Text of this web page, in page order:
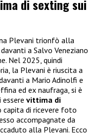
di sexting sui
Plevani trionfò alla
, davanti a Salvo Veneziano
Nel 2025, quindi
la Plevani è riuscita a
a Mario Adinolfi e
ed ex naufraga, si è
vittima di
capita di ricevere foto
accompagnate da
alla Plevani. Ecco